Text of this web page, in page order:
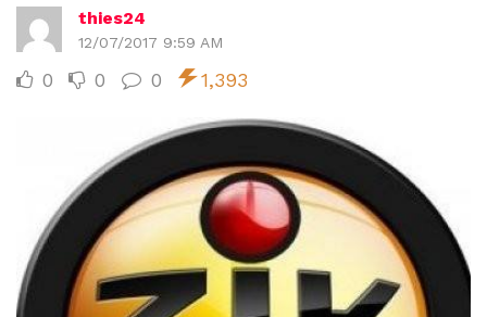
thies24
12/07/2017 9:59 AM
0 0 0 1,393